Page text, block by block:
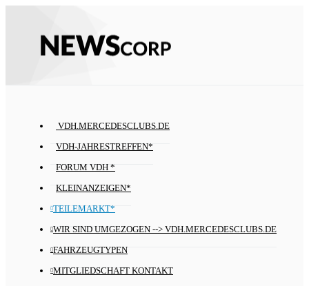
VDH.MERCEDESCLUBS.DE
VDH-JAHRESTREFFEN*
FORUM VDH *
KLEINANZEIGEN*
TEILEMARKT*
WIR SIND UMGEZOGEN --> VDH.MERCEDESCLUBS.DE
FAHRZEUGTYPEN
MITGLIEDSCHAFT KONTAKT